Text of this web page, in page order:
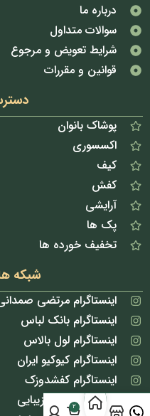
درباره ما
سوالات متداول
شرایط تعویض و مرجوع
قوانین و مقررات
پوشاک بانوان
اکسسوری
کیف
کفش
آرایشی
پک ها
تخفیف خورده ها
شبکه
اینستاگرام مرتضی
اینستاگرام بانک لباس
اینستاگرام لول بالاس
اینستاگرام کیوکیو ایران
اینستاگرام کفشدوزک
اینستاگرام بانک زیبایی
2